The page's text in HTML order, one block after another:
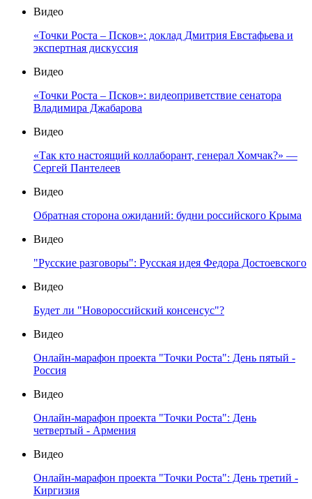
Видео
«Точки Роста – Псков»: доклад Дмитрия Евстафьева и
экспертная дискуссия
Видео
«Точки Роста – Псков»: видеоприветствие сенатора
Владимира Джабарова
Видео
«Так кто настоящий коллаборант, генерал Хомчак?» —
Сергей Пантелеев
Видео
Обратная сторона ожиданий: будни российского Крыма
Видео
"Русские разговоры": Русская идея Федора Достоевского
Видео
Будет ли "Новороссийский консенсус"?
Видео
Онлайн-марафон проекта "Точки Роста": День пятый -
Россия
Видео
Онлайн-марафон проекта "Точки Роста": День
четвертый - Армения
Видео
Онлайн-марафон проекта "Точки Роста": День третий -
Киргизия